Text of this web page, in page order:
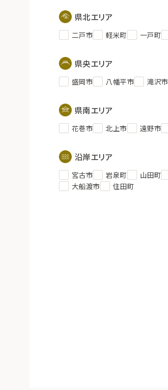
県北エリア
二戸市 軽米町 一戸町
県央エリア
盛岡市 八幡平市 滝沢市
県南エリア
花巻市 北上市 遠野市
沿岸エリア
宮古市 岩泉町 山田町
大船渡市
住田町